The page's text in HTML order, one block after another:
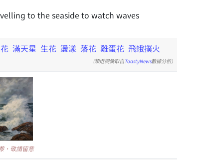
to the seaside to watch waves
滿天星 生花 盪漾 落花 雞蛋花 飛蛾撲火
(類近詞彙取自ToastyNews數據分析)
，敬請留意